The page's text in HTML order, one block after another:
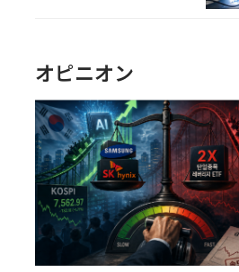
オピニオン